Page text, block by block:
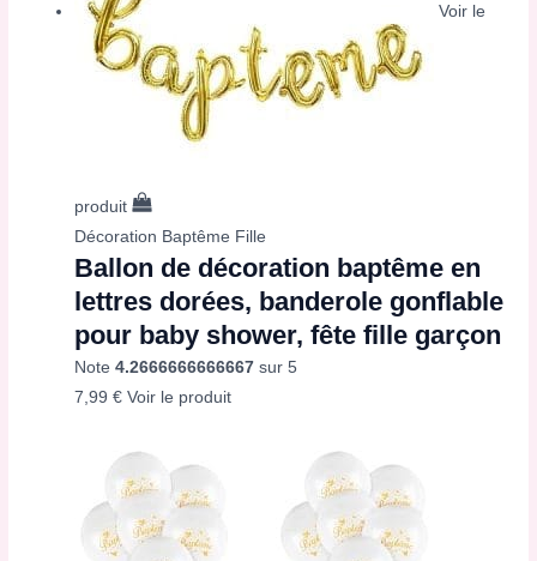
Voir le
produit
Décoration Baptême Fille
Ballon de décoration baptême en
lettres dorées, banderole gonflable
pour baby shower, fête fille garçon
Note4.2666666666667 sur 5
7,99€ Voir le produit